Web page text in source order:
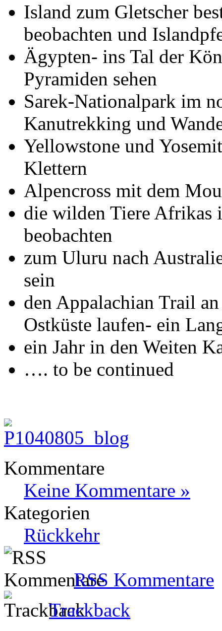
Island zum Gletscher
beobachten und
Ägypten- ins Tal der
Pyramiden sehen
Sarek-Nationalpark im
Kanutrekking und
Yellowstone und
Klettern
Alpencross mit dem
die wilden Tiere Afrikas
beobachten
zum Uluru nach
sein
den Appalachian Trail
Ostküste laufen- ein
ein Jahr in den Weiten
…. to be continued
Kommentare
Keine Kommentare »
Kategorien
Rückkehr
RSS Kommentare
Trackback